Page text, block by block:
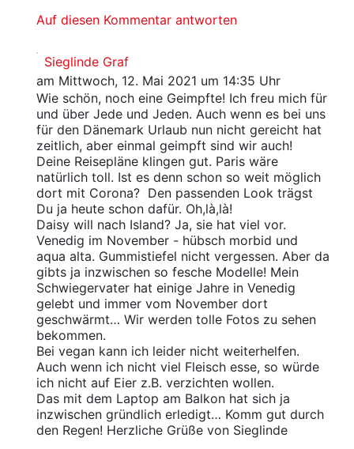
Auf diesen Kommentar antworten
Sieglinde Graf
am Mittwoch, 12. Mai 2021 um 14:35 Uhr
Wie schön, noch eine Geimpfte! Ich freu mich für
und über Jede und Jeden. Auch wenn es bei uns
für den Dänemark Urlaub nun nicht gereicht hat
zeitlich, aber einmal geimpft sind wir auch!
Deine Reisepläne klingen gut. Paris wäre
natürlich toll. Ist es denn schon so weit möglich
dort mit Corona? Den passenden Look trägst
Du ja heute schon dafür. Oh,là,là!
Daisy will nach Island? Ja, sie hat viel vor.
Venedig im November - hübsch morbid und
aqua alta. Gummistiefel nicht vergessen. Aber da
gibts ja inzwischen so fesche Modelle! Mein
Schwiegervater hat einige Jahre in Venedig
gelebt und immer vom November dort
geschwärmt… Wir werden tolle Fotos zu sehen
bekommen.
Bei vegan kann ich leider nicht weiterhelfen.
Auch wenn ich nicht viel Fleisch esse, so würde
ich nicht auf Eier z.B. verzichten wollen.
Das mit dem Laptop am Balkon hat sich ja
inzwischen gründlich erledigt… Komm gut durch
den Regen! Herzliche Grüße von Sieglinde